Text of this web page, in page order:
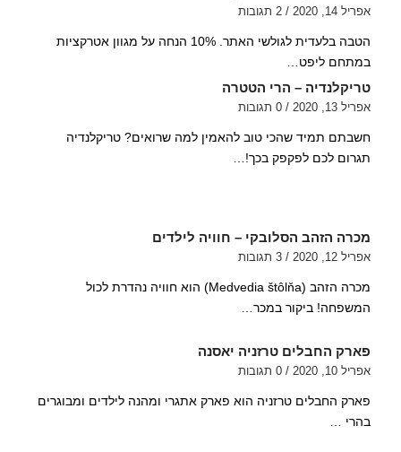
אפריל 14, 2020 / 2 תגובות
הטבה בלעדית לגולשי האתר. 10% הנחה על מגוון אטרקציות
במתחם ליפט…
טריקלנדיה – הרי הטטרה
אפריל 13, 2020 / 0 תגובות
חשבתם תמיד שהכי טוב להאמין למה שרואים? טריקלנדיה
תגרום לכם לפקפק בכך!…
מכרה הזהב הסלובקי – חוויה לילדים
אפריל 12, 2020 / 3 תגובות
מכרה הזהב (Medvedia štôlňa) הוא חוויה נהדרת לכול
המשפחה! ביקור במכר…
פארק החבלים טרזניה יאסנה
אפריל 10, 2020 / 0 תגובות
פארק החבלים טרזניה הוא פארק אתגרי ומהנה לילדים ומבוגרים
בהרי …